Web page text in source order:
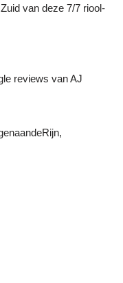
van deze 7/7 riool-
reviews van AJ